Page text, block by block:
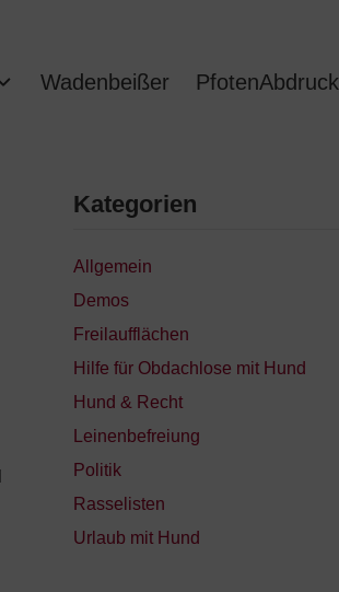
Wadenbeißer PfotenAbdruck
Kategorien
Allgemein
Demos
Freilaufflächen
Hilfe für Obdachlose mit Hund
Hund & Recht
Leinenbefreiung
Politik
Rasselisten
Urlaub mit Hund